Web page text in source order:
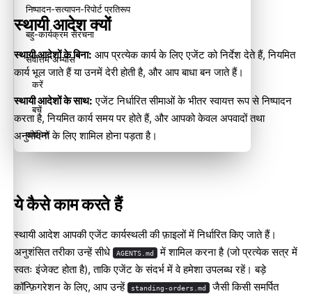
स्थायी आदेश क्यों
स्थायी आदेशों के बिना: आप प्रत्येक कार्य के लिए एजेंट को निर्देश देते हैं, नियमित
कार्य भूल जाते हैं या उनमें देरी होती है, और आप बाधा बन जाते हैं।
स्थायी आदेशों के साथ: एजेंट निर्धारित सीमाओं के भीतर स्वायत्त रूप से निष्पादन
करता है, नियमित कार्य समय पर होते हैं, और आपको केवल अपवादों तथा
अनुमोदनों के लिए शामिल होना पड़ता है।
ये कैसे काम करते हैं
स्थायी आदेश आपकीएजेंट कार्यस्थलीकी फ़ाइलों में निर्धारित किए जाते हैं।
अनुशंसित तरीका उन्हें सीधे
AGENTS.md में शामिल करना है (जो प्रत्येक सत्र में
स्वतः इंजेक्ट होता है), ताकि एजेंट के संदर्भ में वे हमेशा उपलब्ध रहें। बड़े
कॉन्फ़िगरेशन के लिए, आप उन्हें
standing-orders.md जैसी किसी समर्पित
निष्पादन-सत्यापन-रिपोर्ट प्रतिरूप
बहु-कार्यक्रम संरचना
सर्वोत्तम अभ्यास
करें
बचें
संबंधित